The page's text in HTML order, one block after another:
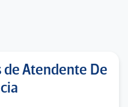
de Atendente De